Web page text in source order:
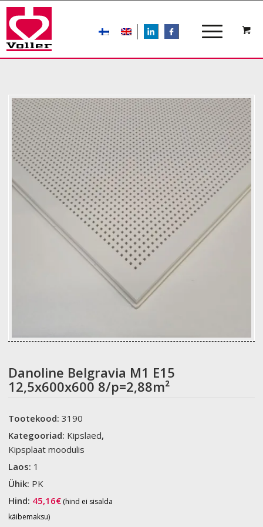
LIn
Danoline Belgravia M1 E15
12,5x600x600 8/p=2,88m²
Tootekood:3190
Kategooriad: Kipslaed,
Kipsplaat moodulis
Laos: 1
Ühik: PK
Hind: 45,16€ (hind ei sisalda
käibemaksu)